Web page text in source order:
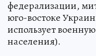
федерализации,
юго-востоке
использует
населения).